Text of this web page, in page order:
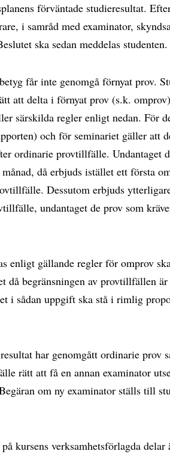
förväntade studieresultat.
i samråd med examinator,
ska sedan meddelas studenten.
får inte genomgå förnyat prov.
att delta i förnyat prov (s.k.
särskilda regler enligt nedan. För
och för seminariet gäller att
ordinarie provtillfälle. Undantaget
då erbjuds istället ett första
Dessutom erbjuds
undantaget de prov som
enligt gällande regler för omprov
då begränsningen av provtillfällen är
i sådan uppgift ska stå i rimlig
har genomgått ordinarie prov
rätt att få en annan examinator
om ny examinator ställs till
kursens verksamhetsförlagda delar